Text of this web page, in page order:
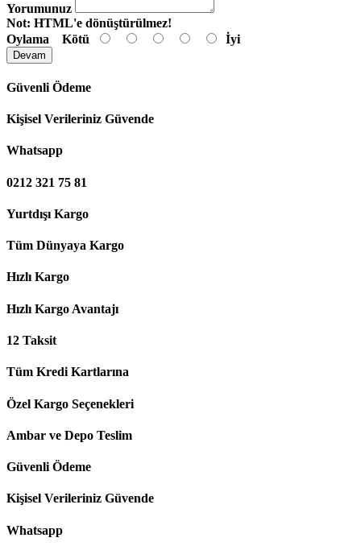
Yorumunuz
Not: HTML'e dönüştürülmez!
Oylama Kötü İyi
Devam
Güvenli Ödeme
Kişisel Verileriniz Güvende
Whatsapp
0212 321 75 81
Yurtdışı Kargo
Tüm Dünyaya Kargo
Hızlı Kargo
Hızlı Kargo Avantajı
12 Taksit
Tüm Kredi Kartlarına
Özel Kargo Seçenekleri
Ambar ve Depo Teslim
Güvenli Ödeme
Kişisel Verileriniz Güvende
Whatsapp